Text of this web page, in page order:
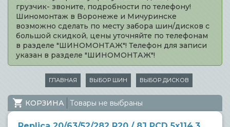
грузчик- звоните, подробности по телефону!
Шиномонтаж в Воронеже и Мичуринске
возможно сделать по месту забора шин/дисков с
большой скидкой, цены уточняйте по телефонам
в разделе "ШИНОМОНТАЖ"! Телефон для записи
указан в разделе "ШИНОМОНТАЖ"!
ГЛАВНАЯ ВЫБОР ШИН ВЫБОР ДИСКОВ
КОРЗИНА Товары не выбраны